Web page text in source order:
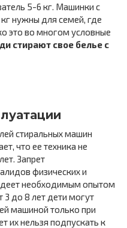
5-6 кг. Машинки с
нужны для семей, где
это во многом условные
стирают свое белье с
стиральных машин
что ее техника не
Запрет
физических и
необходимым опытом
3 до 8 лет дети могут
машиной только при
их нельзя подпускать к